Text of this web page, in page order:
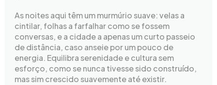
As noites aqui têm um murmúrio suave: velas a
cintilar, folhas a farfalhar como se fossem
conversas, e a cidade a apenas um curto passeio
de distância, caso anseie por um pouco de
energia. Equilibra serenidade e cultura sem
esforço, como se nunca tivesse sido construído,
mas sim crescido suavemente até existir.